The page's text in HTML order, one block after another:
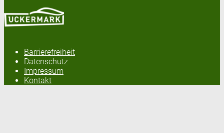
Barrierefreiheit
Datenschutz
Impressum
Kontakt